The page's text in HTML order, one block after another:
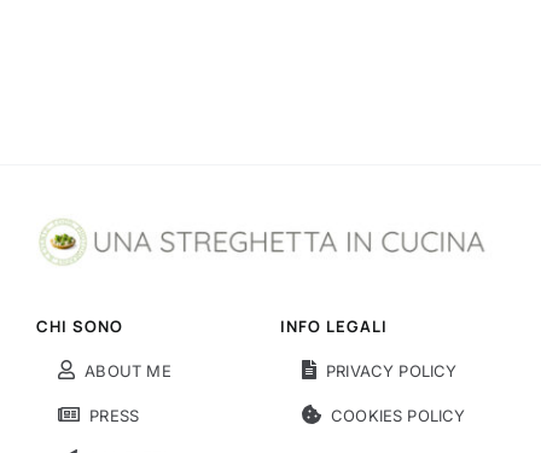
CHI SONO
ABOUT ME
PRESS
INFO LEGALI
PRIVACY POLICY
COOKIES POLICY